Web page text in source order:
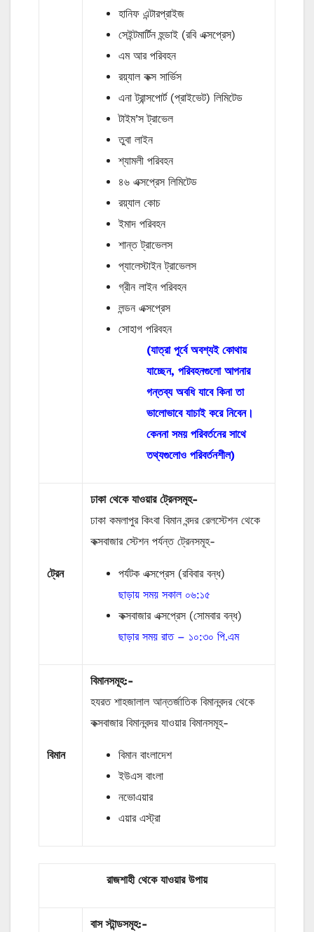
হানিফ এন্টারপ্রাইজ
সেইন্টমার্টিন হুন্ডাই (রবি এক্সপ্রেস)
এম আর পরিবহন
রয়্যাল কক্স সার্ভিস
এনা ট্রান্সপোর্ট (প্রাইভেট) লিমিটেড
টাইম’স ট্রাভেল
তুবা লাইন
শ্যামলী পরিবহন
৪৬ এক্সপ্রেস লিমিটেড
রয়্যাল কোচ
ইমাদ পরিবহন
শান্ত ট্রাভেলস
প্যালেস্টাইন ট্রাভেলস
গ্রীন লাইন পরিবহন
লন্ডন এক্সপ্রেস
সোহাগ পরিবহন
(যাত্রা পূর্বে অবশ্যই কোথায়
যাচ্ছেন, পরিবহনগুলো আপনার
গন্তব্য অবধি যাবে কিনা তা
ভালোভাবে যাচাই করে নিবেন।
কেননা সময় পরিবর্তনের সাথে
তথ্যগুলোও পরিবর্তনশীল)
ট্রেন
ঢাকা থেকে যাওয়ার ট্রেনসমূহ-
ঢাকা কমলাপুর কিংবা বিমান বন্দর রেলস্টেশন থেকে
কক্সবাজার স্টেশন পর্যন্ত ট্রেনসমূহ-
পর্যটক এক্সপ্রেস (রবিবার বন্ধ)
ছাড়ায় সময় সকাল ০৬:১৫
কক্সবাজার এক্সপ্রেস (সোমবার বন্ধ)
ছাড়ার সময় রাত – ১০:৩০ পি.এম
বিমান
বিমানসমূহ:-
হযরত শাহজালাল আন্তর্জাতিক বিমানবন্দর থেকে
কক্সবাজার বিমানবন্দর যাওয়ার বিমানসমূহ-
বিমান বাংলাদেশ
ইউএস বাংলা
নভোএয়ার
এয়ার এস্ট্রা
রাজশাহী থেকে যাওয়ার উপায়
বাস স্টান্ডসমূহ:-